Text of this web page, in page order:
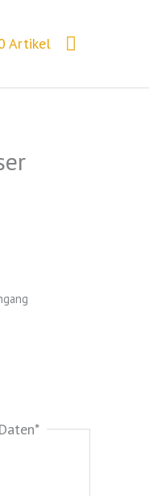
Artikel Suchen
*